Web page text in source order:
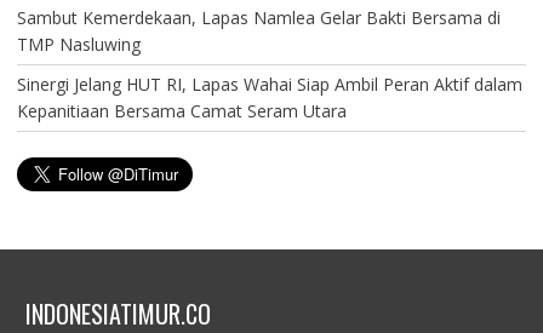
Sambut Kemerdekaan, Lapas Namlea Gelar Bakti Bersama di
TMP Nasluwing
Sinergi Jelang HUT RI, Lapas Wahai Siap Ambil Peran Aktif dalam
Kepanitiaan Bersama Camat Seram Utara
INDONESIATIMUR.CO